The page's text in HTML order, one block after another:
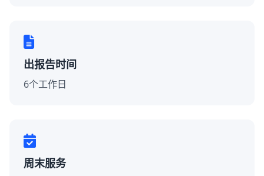
出报告时间
6个工作日
周末服务